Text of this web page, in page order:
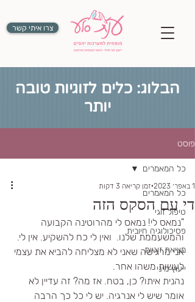
צרו איתי קשר
הבלוג: כלים לזוגיות טובה
יותר
פוסט
כל המאמרים
טיפול זוגי
פסיכולוגיה חיובית
מציאת זוגיות
ייעוץ מיני
כל המאמרים
די עם הסקס הזה
1 באפר׳ 2023 זמן קריאה 3 דקות
"נמאס לי! נמאס לי מהרוטינה הקבועה
והמשעממת שלנו.  ואין לי כח להשקיע. אין לי.
אני מרגישה שאני לא מצליחה להביא את עצמי
לעשות משהו אחר.
נהנית איתו? כן, בטח. אז מה? זה עדיין לא
אומר שיש לי אנרגיה. יש לי כל כך הרבה